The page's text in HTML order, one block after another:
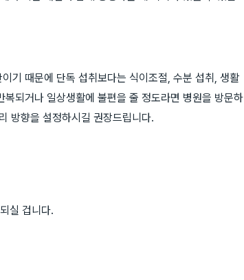
기 때문에 단독 섭취보다는 식이조절, 수분 섭취, 생활
되거나 일상생활에 불편을 줄 정도라면 병원을 방문하
방향을 설정하시길 권장드립니다.
실 겁니다.